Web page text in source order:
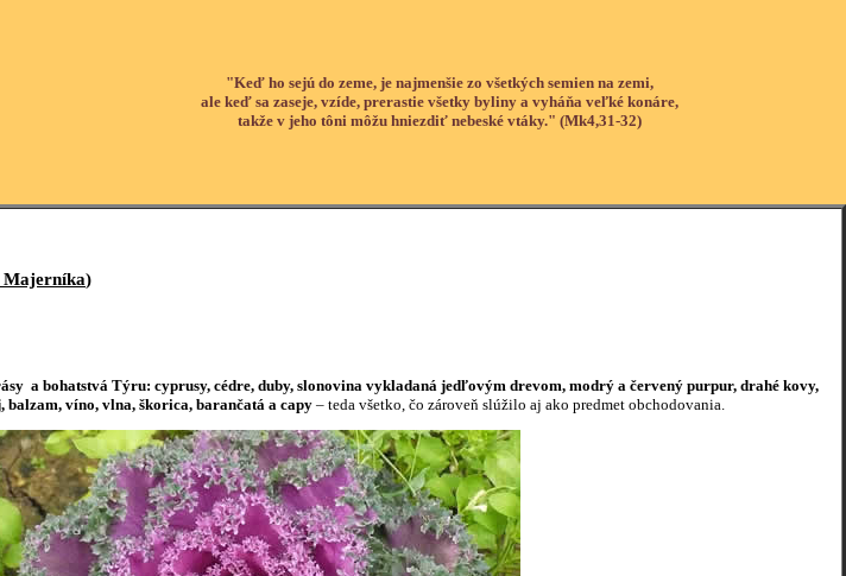
"Keď ho sejú do zeme, je najmenšie zo všetkých semien na zemi,
ale keď sa zaseje, vzíde, prerastie všetky byliny a vyháňa veľké konáre,
takže v jeho tôni môžu hniezdiť nebeské vtáky." (Mk4,31-32)
Majerníka)
a bohatstvá Týru: cyprusy, cédre, duby, slonovina vykladaná jedľovým drevom, modrý a červený purpur, drahé kovy,
balzam, víno, vlna, škorica, barančatá a capy – teda všetko, čo zároveň slúžilo aj ako predmet obchodovania.